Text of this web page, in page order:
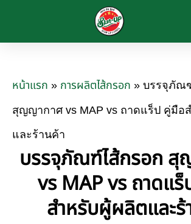
หน้าแรก » การผลิตไส้กรอก » บรรจุภัณ
สุญญากาศ vs MAP vs ถาดแร็ป คู่มือ
และร้านค้า
บรรจุภัณฑ์ไส้กรอก
vs MAP vs ถาดแ
สำหรับผู้ผลิตและร้